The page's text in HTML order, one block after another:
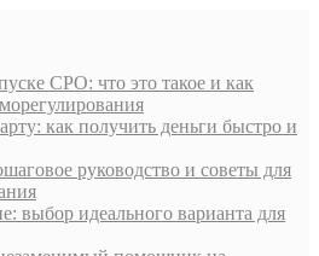
СРО: что это такое и как
как получить деньги быстро и
руководство и советы для
выбор идеального варианта для